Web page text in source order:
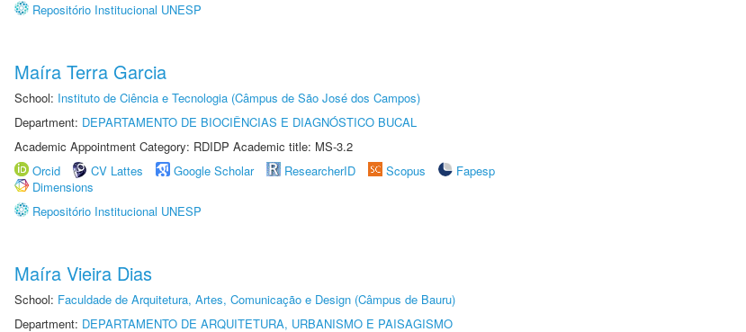
Repositório Institucional UNESP
Maíra Terra Garcia
School: Instituto de Ciência e Tecnologia (Câmpus de São José dos Campos)
Department: DEPARTAMENTO DE BIOCIÊNCIAS E DIAGNÓSTICO BUCAL
Academic Appointment Category: RDIDP Academic title: MS-3.2
Orcid
CV Lattes Google Scholar ResearcherID Scopus
Fapesp
Dimensions
Repositório Institucional UNESP
Maíra Vieira Dias
School: Faculdade de Arquitetura, Artes, Comunicação e Design (Câmpus de Bauru)
Department: DEPARTAMENTO DE ARQUITETURA, URBANISMO E PAISAGISMO